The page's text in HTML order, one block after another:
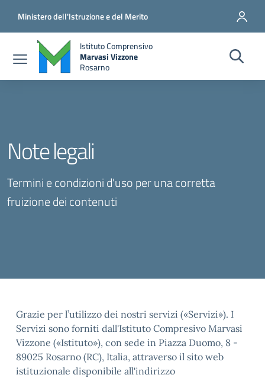
Ministero dell'Istruzione e del Merito
Istituto Comprensivo
Marvasi Vizzone
Rosarno
Note legali
Termini e condizioni d'uso per una corretta
fruizione dei contenuti
Grazie per l’utilizzo dei nostri servizi («Servizi»). I
Servizi sono forniti dall'Istituto Compresivo Marvasi
Vizzone («Istituto»), con sede in Piazza Duomo, 8 -
89025 Rosarno (RC), Italia, attraverso il sito web
istituzionale disponibile all'indirizzo